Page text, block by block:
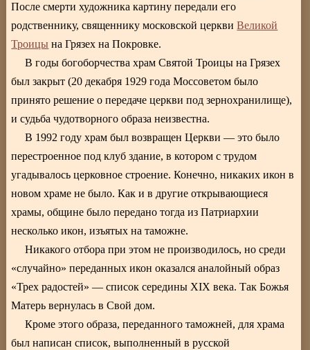
После смерти художника картину передали его
родственнику, священнику московской церквиВеликой
Троицы на Грязех на Покровке.
В годы богоборчества храм Святой Троицы на Грязех
был закрыт (20 декабря 1929 года Моссоветом было
принято решение о передаче церкви под зернохранилище),
и судьба чудотворного образа неизвестна.
В 1992 году храм был возвращен Церкви — это было
перестроенное под клуб здание, в котором с трудом
угадывалось церковное строение. Конечно, никаких икон в
новом храме не было. Как и в другие открывающиеся
храмы, общине было передано тогда из Патриархии
несколько икон, изъятых на таможне.
Никакого отбора при этом не производилось, но среди
«случайно» переданных икон оказался аналойный образ
«Трех радостей» — список середины XIX века. Так Божья
Матерь вернулась в Свой дом.
Кроме этого образа, переданного таможней, для храма
был написан список, выполненный в русской